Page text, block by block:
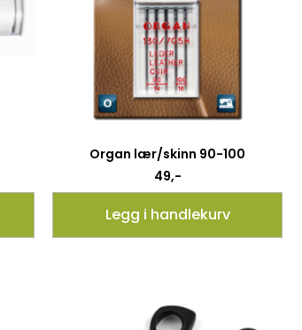
Organ lær/skinn 90-100
49,-
Legg i handlekurv